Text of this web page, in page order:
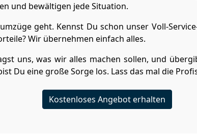
und bewältigen jede Situation.
geht. Kennst Du schon unser Voll-
Wir übernehmen einfach alles.
uns, was wir alles machen sollen, und
Du eine große Sorge los. Lass das mal die
Kostenloses Angebot erhalten